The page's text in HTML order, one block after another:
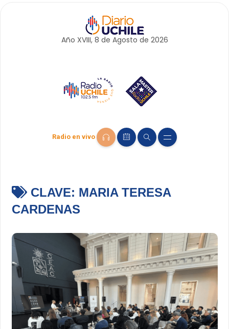
Año XVIII, 8 de Agosto de 2026
Radio en vivo
CLAVE: MARIA TERESA
CARDENAS